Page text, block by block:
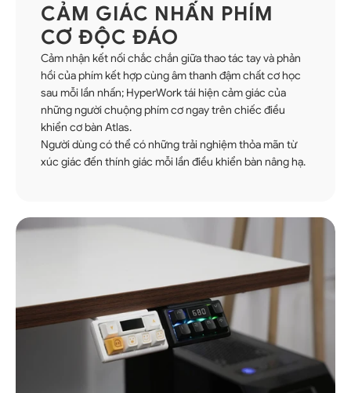
CẢM GIÁC NHẤN PHÍM
CƠ ĐỘC ĐÁO
Cảm nhận kết nối chắc chắn giữa thao tác tay và phản
hồi của phím kết hợp cùng âm thanh đậm chất cơ học
sau mỗi lần nhấn; HyperWork tái hiện cảm giác của
những người chuộng phím cơ ngay trên chiếc điều
khiển cơ bàn Atlas.
Người dùng có thể có những trải nghiệm thỏa mãn từ
xúc giác đến thính giác mỗi lần điều khiển bàn nâng hạ.